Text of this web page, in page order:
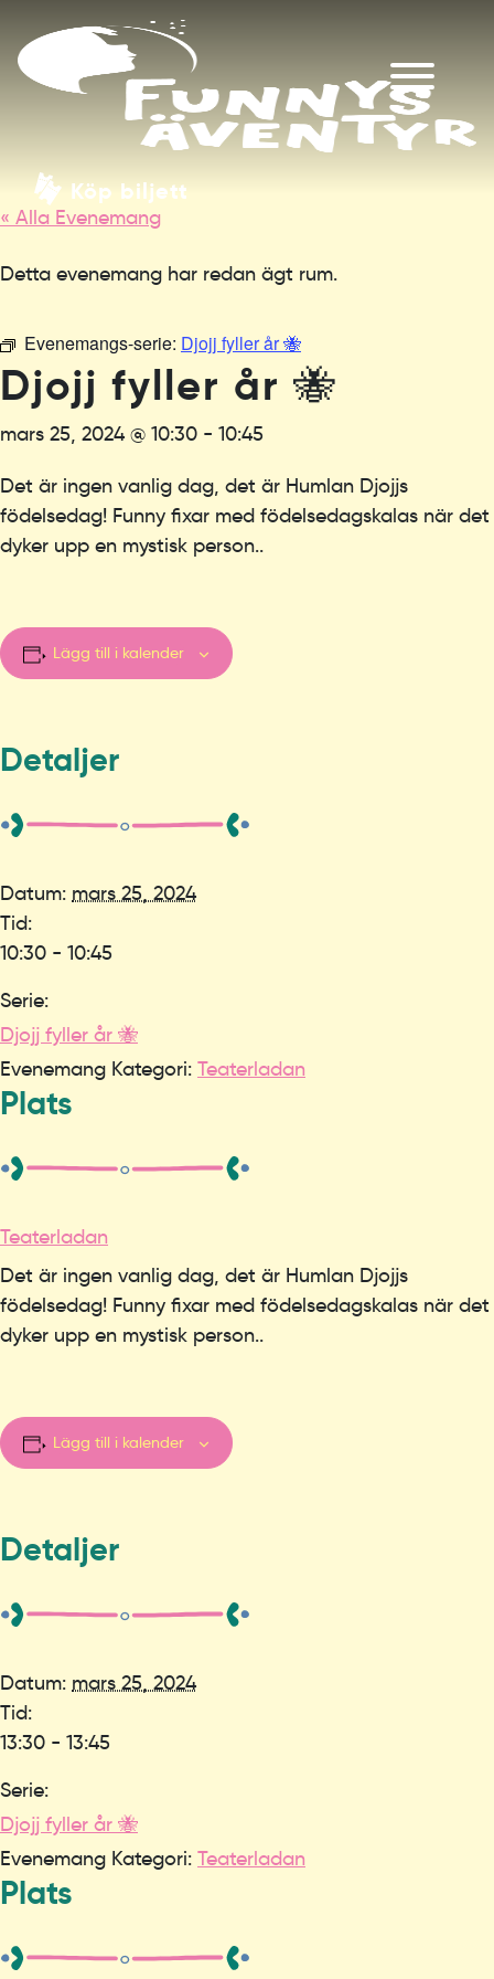
Köp biljett
« Alla Evenemang
Detta evenemang har redan ägt rum.
Evenemangs-serie: Djojj fyller år 🐝
Djojj fyller år 🐝
mars 25, 2024 @ 10:30 - 10:45
Det är ingen vanlig dag, det är Humlan Djojjs
födelsedag! Funny fixar med födelsedagskalas när det
dyker upp en mystisk person..
Lägg till i kalender
Detaljer
Datum: mars 25, 2024
Tid:
10:30 - 10:45
Serie:
Djojj fyller år 🐝
Evenemang Kategori: Teaterladan
Plats
Teaterladan
Det är ingen vanlig dag, det är Humlan Djojjs
födelsedag! Funny fixar med födelsedagskalas när det
dyker upp en mystisk person..
Lägg till i kalender
Detaljer
Datum: mars 25, 2024
Tid:
13:30 - 13:45
Serie:
Djojj fyller år 🐝
Evenemang Kategori: Teaterladan
Plats